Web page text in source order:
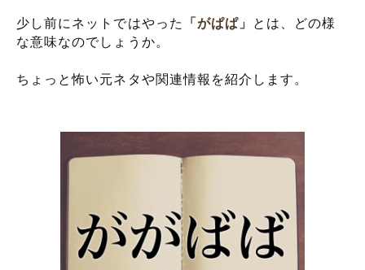
少し前にネットではやった 「がぱぱ」
とは、どの様
な意味なのでしょうか。
ちょっと怖い元ネタや関連情報を紹介します。